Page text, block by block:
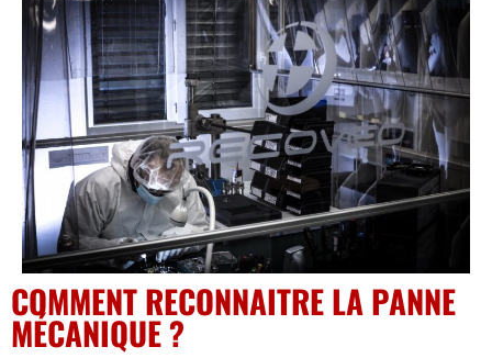
COMMENT RECONNAITRE LA PANNE
MÉCANIQUE ?